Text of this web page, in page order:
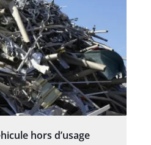
hors d’usage